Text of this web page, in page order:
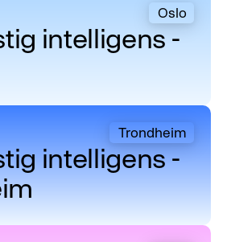
Oslo
intelligens -
Trondheim
intelligens -
- Trondheim